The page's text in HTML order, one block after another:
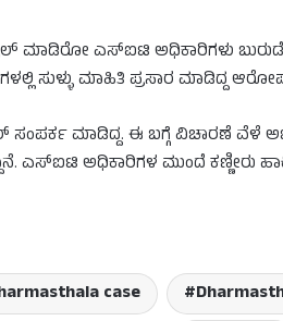
ಮಾಡಿರೋ ಎಸ್‌ಐಟಿ ಅಧಿಕಾರಿಗಳು
ಸುಳ್ಳು ಮಾಹಿತಿ ಪ್ರಸಾರ ಮಾಡಿದ್ದ
ಮಾಡಿದ್ದ. ಈ ಬಗ್ಗೆ ವಿಚಾರಣೆ ವೆಳೆ
ಎಸ್‌ಐಟಿ ಅಧಿಕಾರಿಗಳ ಮುಂದೆ ಕಣ್ಣೀರು
case